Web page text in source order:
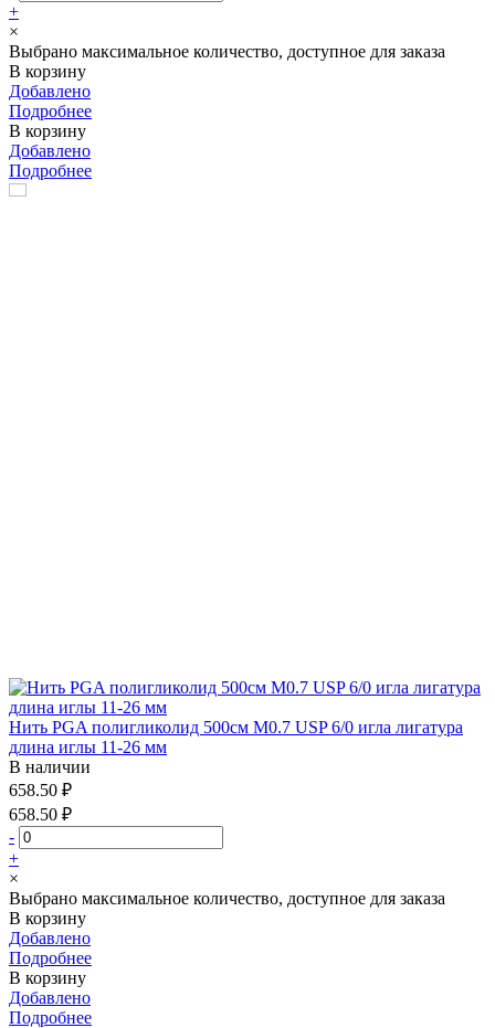
+
×
Выбрано максимальное количество, доступное для заказа
В корзину
Добавлено
Подробнее
В корзину
Добавлено
Подробнее
Нить PGA полигликолид 500см М0.7 USP 6/0 игла лигатура
длина иглы 11-26 мм
В наличии
658.50 ₽
658.50 ₽
-
+
×
Выбрано максимальное количество, доступное для заказа
В корзину
Добавлено
Подробнее
В корзину
Добавлено
Подробнее